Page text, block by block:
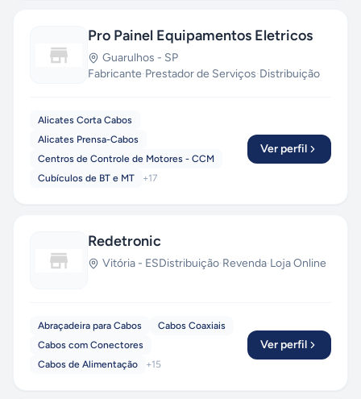
Pro Painel Equipamentos Eletricos
Guarulhos - SP
Fabricante·Prestador de Serviços·Distribuição
Alicates Corta Cabos
Alicates Prensa-Cabos
Centros de Controle de Motores - CCM
Cubículos de BT e MT
+17
Ver perfil
Redetronic
Vitória - ESDistribuição·Revenda·Loja Online
Abraçadeira para Cabos
Cabos Coaxiais
Cabos com Conectores
Cabos de Alimentação
+15
Ver perfil